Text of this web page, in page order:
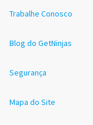
Trabalhe Conosco
Blog do GetNinjas
Segurança
Mapa do Site